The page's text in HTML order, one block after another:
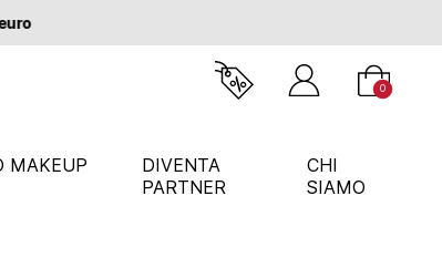
0
MAKEUP
DIVENTA
PARTNER
CHI
SIAMO